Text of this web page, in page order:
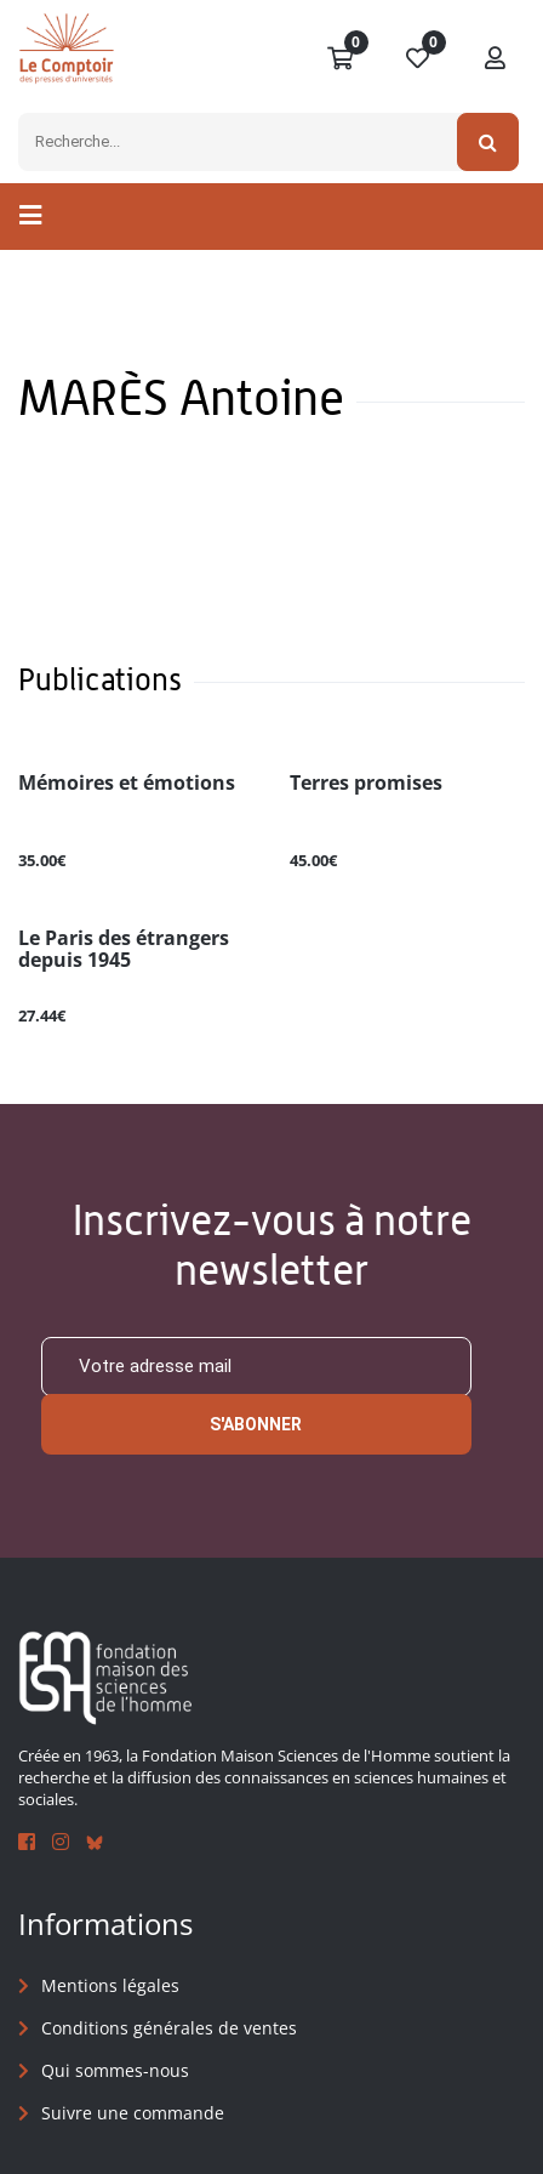
0 0
MARÈS Antoine
Publications
Mémoires et émotions
35.00€
Terres promises
45.00€
Le Paris des étrangers
depuis 1945
27.44€
Inscrivez-vous à notre
newsletter
S'ABONNER
Créée en 1963, la Fondation Maison Sciences de l'Homme soutient la
recherche et la diffusion des connaissances en sciences humaines et
sociales.
Informations
Mentions légales
Conditions générales de ventes
Qui sommes-nous
Suivre une commande